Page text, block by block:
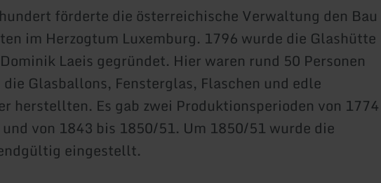
förderte die österreichische Verwaltung den Bau
im Herzogtum Luxemburg. 1796 wurde die Glashütte
Laeis gegründet. Hier waren rund 50 Personen
Glasballons, Fensterglas, Flaschen und edle
herstellten. Es gab zwei Produktionsperioden von 1774
von 1843 bis 1850/51. Um 1850/51 wurde die
eingestellt.